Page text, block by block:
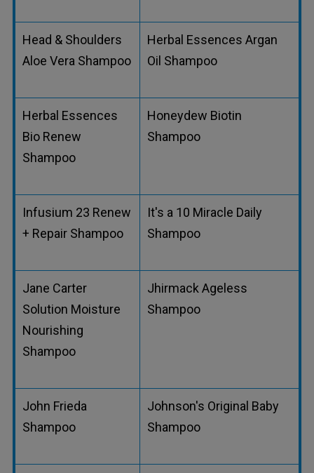
Head & Shoulders
Aloe Vera Shampoo
Herbal Essences Argan
Oil Shampoo
Herbal Essences
Bio Renew
Shampoo
Honeydew Biotin
Shampoo
Infusium 23 Renew
+ Repair Shampoo
It's a 10 Miracle Daily
Shampoo
Jane Carter
Solution Moisture
Nourishing
Shampoo
Jhirmack Ageless
Shampoo
John Frieda
Shampoo
Johnson's Original Baby
Shampoo